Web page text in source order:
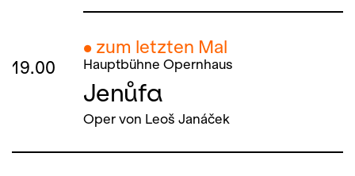
● zum letzten Mal
19.00
Hauptbühne Opernhaus
Jenůfa
Oper von Leoš Janáček